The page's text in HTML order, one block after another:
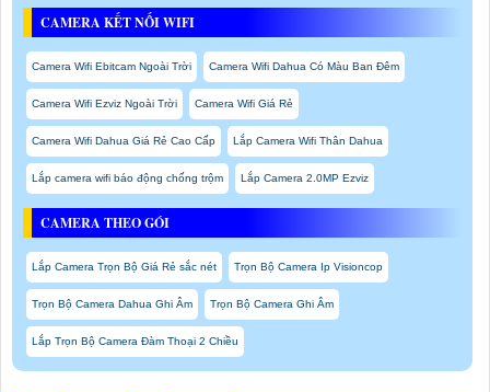
CAMERA KẾT NỐI WIFI
Camera Wifi Ebitcam Ngoài Trời Camera Wifi Dahua Có Màu Ban Đêm
Camera Wifi Ezviz Ngoài Trời Camera Wifi Giá Rẻ
Camera Wifi Dahua Giá Rẻ Cao Cấp Lắp Camera Wifi Thân Dahua
Lắp camera wifi báo động chống trộm Lắp Camera 2.0MP Ezviz
CAMERA THEO GÓI
Lắp Camera Trọn Bộ Giá Rẻ sắc nét Trọn Bộ Camera Ip Visioncop
Trọn Bộ Camera Dahua Ghi Âm Trọn Bộ Camera Ghi Âm
Lắp Trọn Bộ Camera Đàm Thoại 2 Chiều